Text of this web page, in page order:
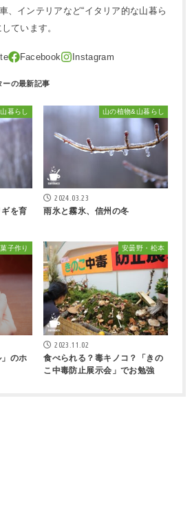
、インテリアなど“イタリア的な山暮ら
ています。
暮らし
を育
山の植物&山暮らし
2024.03.23
雨氷と霧氷、信州の冬
子作り
のホ
安曇野・松本
2023.11.02
食べられる？毒キノコ？「きの
こ中毒防止展示会」でお勉強